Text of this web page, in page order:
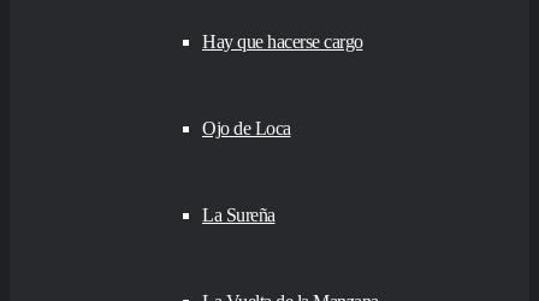
Hay que hacerse cargo
Ojo de Loca
La Sureña